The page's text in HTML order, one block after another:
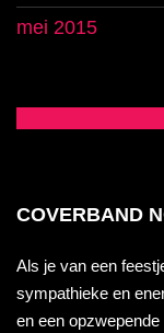
mei 2015
COVERBAND
Als je van een
sympathieke en
en een